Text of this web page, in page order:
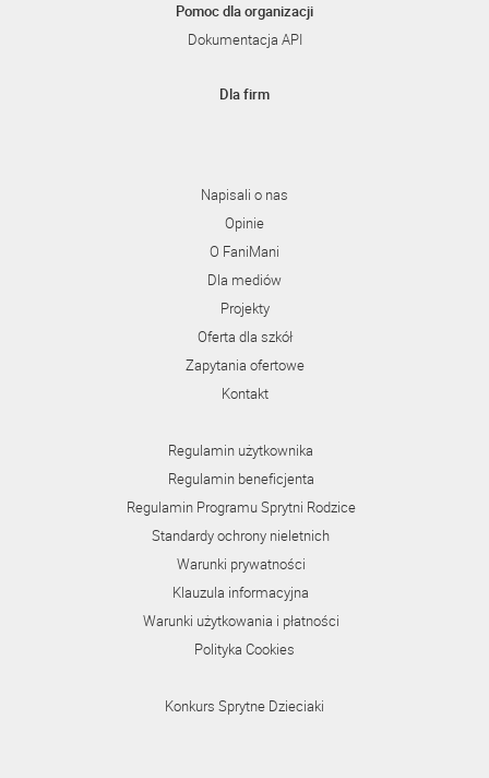
Pomoc dla organizacji
Dokumentacja API
Dla firm
Napisali o nas
Opinie
O FaniMani
Dla mediów
Projekty
Oferta dla szkół
Zapytania ofertowe
Kontakt
Regulamin użytkownika
Regulamin beneficjenta
Regulamin Programu Sprytni Rodzice
Standardy ochrony nieletnich
Warunki prywatności
Klauzula informacyjna
Warunki użytkowania i płatności
Polityka Cookies
Konkurs Sprytne Dzieciaki